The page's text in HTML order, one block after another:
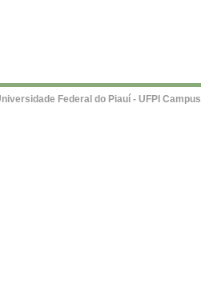
Federal do Piauí - UFPI